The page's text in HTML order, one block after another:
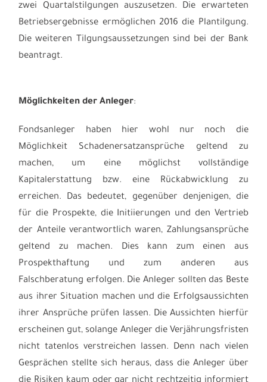
zwei Quartalstilgungen auszusetzen. Die erwarteten
Betriebsergebnisse ermöglichen 2016 die Plantilgung.
Die weiteren Tilgungsaussetzungen sind bei der Bank
beantragt.
Möglichkeiten der Anleger:
Fondsanleger haben hier wohl nur noch die
Möglichkeit Schadenersatzansprüche geltend zu
machen, um eine möglichst vollständige
Kapitalerstattung bzw. eine Rückabwicklung zu
erreichen. Das bedeutet, gegenüber denjenigen, die
für die Prospekte, die Initiierungen und den Vertrieb
der Anteile verantwortlich waren, Zahlungsansprüche
geltend zu machen. Dies kann zum einen aus
Prospekthaftung und zum anderen aus
Falschberatung erfolgen. Die Anleger sollten das Beste
aus ihrer Situation machen und die Erfolgsaussichten
ihrer Ansprüche prüfen lassen. Die Aussichten hierfür
erscheinen gut, solange Anleger die Verjährungsfristen
nicht tatenlos verstreichen lassen. Denn nach vielen
Gesprächen stellte sich heraus, dass die Anleger über